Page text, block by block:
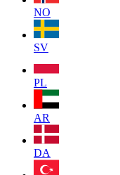
NO
SV
PL
AR
DA